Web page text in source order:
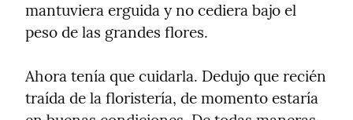
mantuviera erguida y no cediera bajo el
peso de las grandes flores.
Ahora tenía que cuidarla. Dedujo que recién
traída de la floristería, de momento estaría